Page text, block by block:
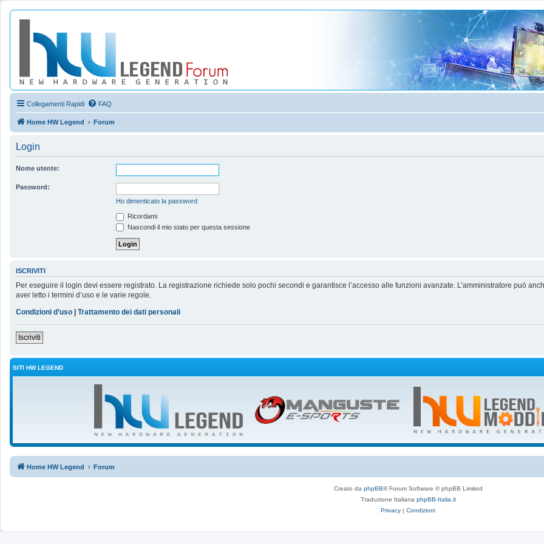
Collegamenti Rapidi FAQ
Home HW Legend Forum
Login
Nome utente:
Password:
Ho dimenticato la password
Ricordami
Nascondi il mio stato per questa sessione
ISCRIVITI
Per eseguire il login devi essere registrato. La registrazione richiede solo pochi secondi e garantisce l’accesso alle funzioni avanzate. L’amministratore può
aver letto i termini d’uso e le varie regole.
Condizioni d’uso | Trattamento dei dati personali
Iscriviti
SITI HW LEGEND
Home HW Legend Forum
Creato da phpBB® Forum Software © phpBB Limited
Traduzione Italiana phpBB-Italia.it
Privacy
Condizioni